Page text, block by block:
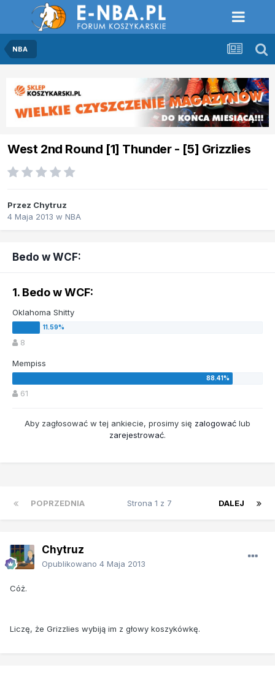
NBA
West 2nd Round [1] Thunder - [5] Grizzlies
Przez Chytruz
4 Maja 2013 w NBA
Bedo w WCF:
1. Bedo w WCF:
Oklahoma Shitty
8
Mempiss
61
Aby zagłosować w tej ankiecie, prosimy się zalogować lub
zarejestrować.
POPRZEDNIA DALEJ
Strona 1 z 7
Chytruz
Opublikowano 4 Maja 2013
Cóż.
Liczę, że Grizzlies wybiją im z głowy koszykówkę.